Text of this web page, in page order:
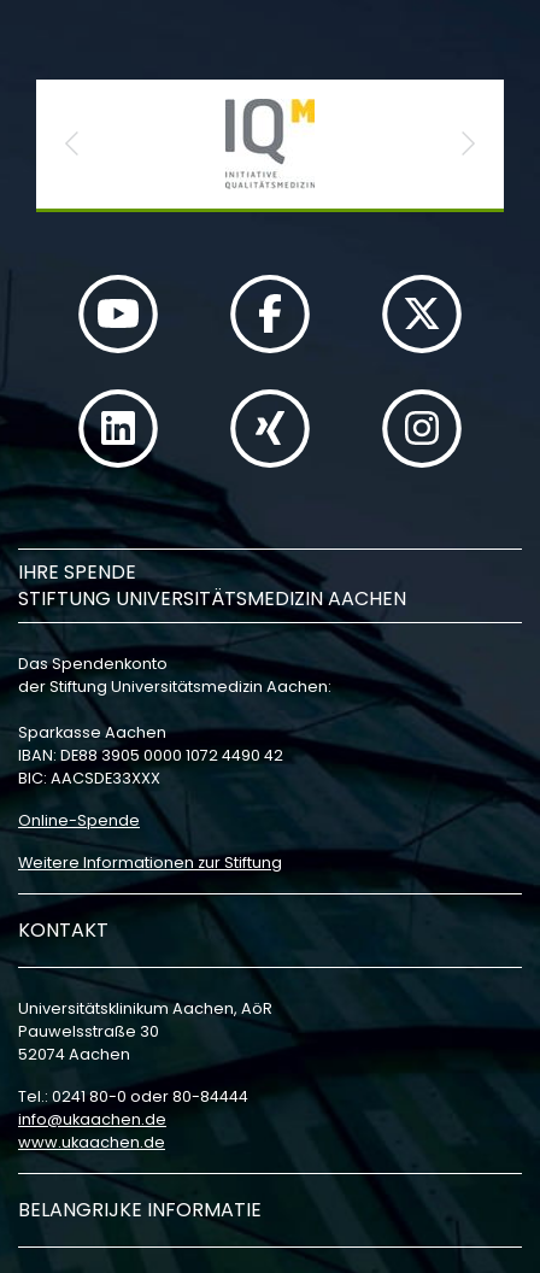
Previous Next
IHRE SPENDE
STIFTUNG UNIVERSITÄTSMEDIZIN AACHEN
Das Spendenkonto
der Stiftung Universitätsmedizin Aachen:
Sparkasse Aachen
IBAN: DE88 3905 0000 1072 4490 42
BIC: AACSDE33XXX
Online-Spende
Weitere Informationen zur Stiftung
KONTAKT
Universitätsklinikum Aachen, AöR
Pauwelsstraße 30
52074 Aachen
Tel.: 0241 80-0 oder 80-84444
info
ukaachen de
www.ukaachen.de
BELANGRIJKE INFORMATIE